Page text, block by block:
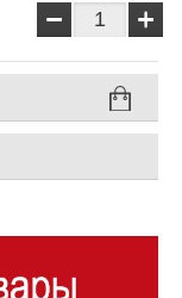
− +